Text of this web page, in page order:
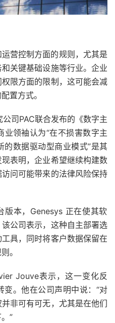
营控制方面的规则，尤其是
关键基础设施等行业。企业
限方面的限制，这可能会减
置方式。
司PAC联合发布的《数字主
领袖认为“在不损害数字主
数据驱动型商业模式”是其
表明，企业希望继续构建数
问可能带来的法律风险保持
版本，Genesys 正在使其软
公司表示，这种自主部署选
具，同时将客户数据保留在
。
Jouve表示，这一变化反
变。他在公司声明中说：“对
非可有可无，尤其是在他们
”